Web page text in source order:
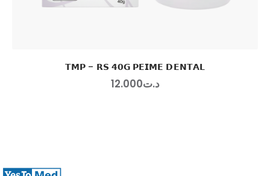
𝗧𝗠𝗣 – 𝗥𝗦 𝟰𝟬𝗚 𝗣𝗘𝗜𝗠𝗘 𝗗𝗘𝗡𝗧𝗔𝗟
د.ت 12.000